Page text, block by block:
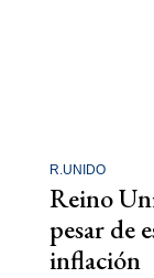
R.UNIDO
Reino
pesar de
inflación